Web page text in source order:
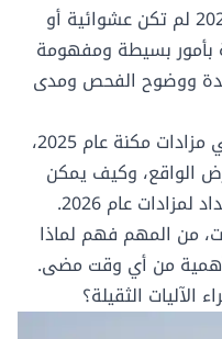
الأسعار التي ظهرت في مزادات 2025 لم تكن عشوائية أو
بأمور بسيطة ومفهومة
ووضوح الفحص ومدى
مزادات مكنة عام 2025
،
الواقع، وكيف يمكن
عام 2026.
من المهم فهم لماذا
أهمية من أي وقت مضى.